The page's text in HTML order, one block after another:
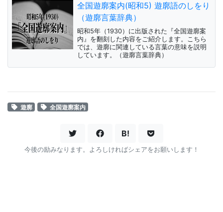
全国遊廓案内(昭和5) 遊廓語のしをり
（遊廓言葉辞典）
昭和5年（1930）に出版された『全国遊廓案
内』を翻刻した内容をご紹介します。こちら
では、遊廓に関連している言葉の意味を説明
しています。（遊廓言葉辞典）
遊廓 全国遊廓案内
B!
今後の励みなります。よろしければシェアをお願いします！